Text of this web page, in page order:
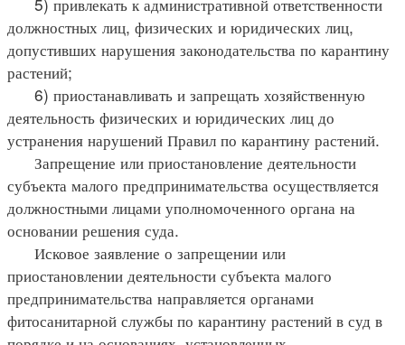
должностных лиц, физических и юридических лиц,
допустивших нарушения законодательства по карантину
растений;
6) приостанавливать и запрещать хозяйственную
деятельность физических и юридических лиц до
устранения нарушений Правил по карантину растений.
Запрещение или приостановление деятельности
субъекта малого предпринимательства осуществляется
должностными лицами уполномоченного органа на
основании решения суда.
Исковое заявление о запрещении или
приостановлении деятельности субъекта малого
предпринимательства направляется органами
фитосанитарной службы по карантину растений в суд в